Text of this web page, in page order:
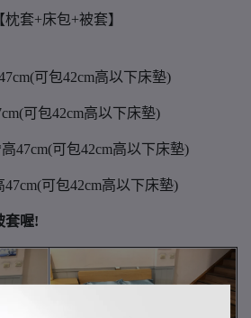
套+床包+被套】
可包42cm高以下床墊)
可包42cm高以下床墊)
47cm(可包42cm高以下床墊)
可包42cm高以下床墊)
套喔!